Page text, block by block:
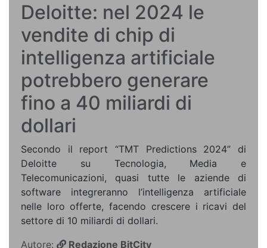
Deloitte: nel 2024 le
vendite di chip di
intelligenza artificiale
potrebbero generare
fino a 40 miliardi di
dollari
Secondo il report “TMT Predictions 2024” di
Deloitte su Tecnologia, Media e
Telecomunicazioni, quasi tutte le aziende di
software integreranno l’intelligenza artificiale
nelle loro offerte, facendo crescere i ricavi del
settore di 10 miliardi di dollari.
Autore:
Redazione BitCity